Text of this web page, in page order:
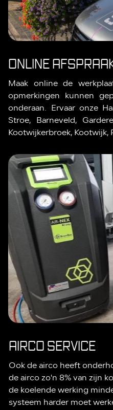
ONLINE
Maak online de
opmerkingen kunnen
onderaan. Ervaar onze
Stroe, Barneveld,
Kootwijkerbroek, Kootwijk,
AIRCO SERVICE
Ook de airco heeft
de airco zo'n 8% van zijn
de koelende werking
systeem harder moet